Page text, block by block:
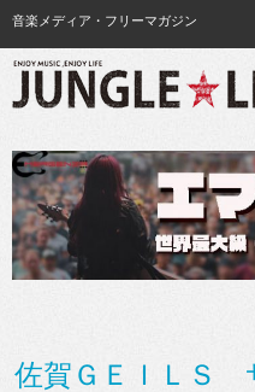
音楽メディア・フリーマガジン
佐賀ＧＥＩＬＳ